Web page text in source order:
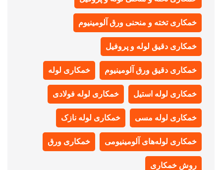
خمکاری تخته و منحنی ورق آلومینیوم
خمکاری دقیق لوله و پروفیل
خمکاری دقیق ورق آلومینیوم خمکاری لوله
خمکاری لوله استیل خمکاری لوله فولادی
خمکاری لوله مسی خمکاری لوله نازک
خمکاری لوله‌های آلومینیومی خمکاری ورق
روش خمکاری